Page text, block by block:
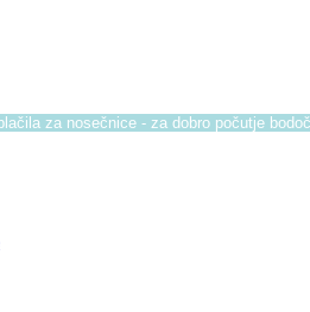
za nosečnice - za dobro počutje